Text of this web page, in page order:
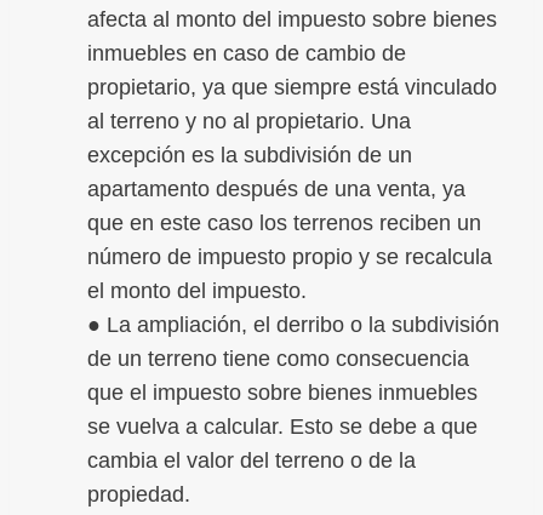
afecta al monto del impuesto sobre bienes
inmuebles en caso de cambio de
propietario, ya que siempre está vinculado
al terreno y no al propietario. Una
excepción es la subdivisión de un
apartamento después de una venta, ya
que en este caso los terrenos reciben un
número de impuesto propio y se recalcula
el monto del impuesto.
● La ampliación, el derribo o la subdivisión
de un terreno tiene como consecuencia
que el impuesto sobre bienes inmuebles
se vuelva a calcular. Esto se debe a que
cambia el valor del terreno o de la
propiedad.